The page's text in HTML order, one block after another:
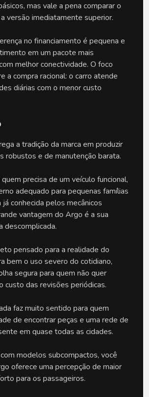
mas vale a pena comparar o
versão imediatamente superior.
no financiamento é pequena e
em um pacote mais
melhor conectividade. O foco
a compra racional: o carro atende
diárias com o menor custo
a tradição da marca em produzir
robustos e de manutenção barata.
precisa de um veículo funcional,
adequado para pequenas famílias
já conhecida pelos mecânicos
vantagem do Argo é a sua
descomplicada.
pensado para a realidade do
bem o uso severo do cotidiano,
segura para quem não quer
custo das revisões periódicas.
faz muito sentido para quem
de encontrar peças e uma rede de
em quase todas as cidades.
modelos subcompactos, você
oferece uma percepção de maior
para os passageiros.